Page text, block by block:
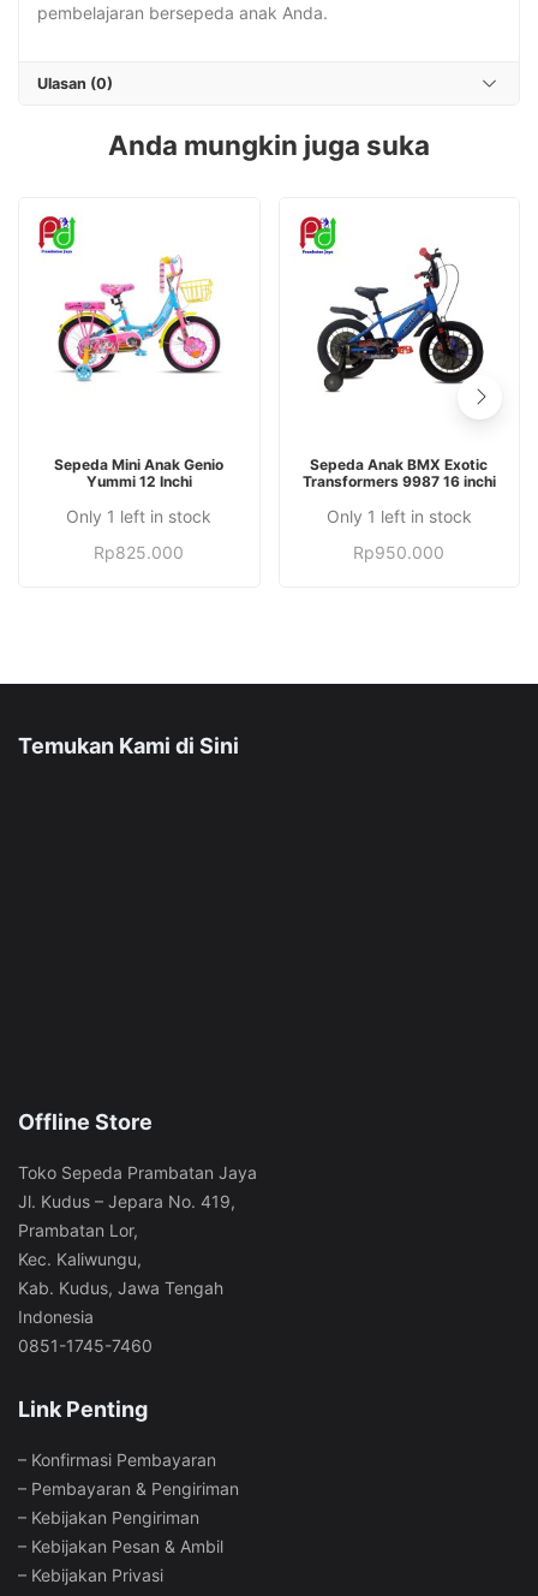
pembelajaran bersepeda anak Anda.
Ulasan (0)
Anda mungkin juga suka
BACA SELENGKAPNYA
Sepeda Mini Anak Genio
Yummi 12 Inchi
Only 1 left in stock
Rp825.000
BACA SELENGKAPNYA
Sepeda Anak BMX Exotic
Transformers 9987 16 inchi
Only 1 left in stock
Rp950.000
Temukan Kami di Sini
Offline Store
Toko Sepeda Prambatan Jaya
Jl. Kudus – Jepara No. 419,
Prambatan Lor,
Kec. Kaliwungu,
Kab. Kudus, Jawa Tengah
Indonesia
0851-1745-7460
Link Penting
– Konfirmasi Pembayaran
– Pembayaran & Pengiriman
– Kebijakan Pengiriman
– Kebijakan Pesan & Ambil
– Kebijakan Privasi